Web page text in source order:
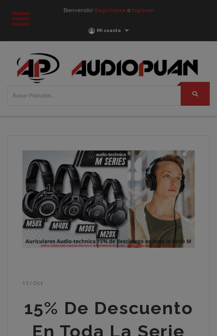
Bienvenido! Registrarse o Ingresar
Mi cuenta
11 / Oct
15% De Descuento
En Toda La Serie